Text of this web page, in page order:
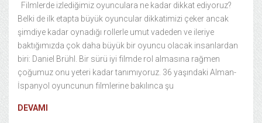
Filmlerde izlediğimiz oyunculara ne kadar dikkat ediyoruz?
Belki de ilk etapta büyük oyuncular dikkatimizi çeker ancak
şimdiye kadar oynadığı rollerle umut vadeden ve ileriye
baktığımızda çok daha büyük bir oyuncu olacak insanlardan
biri: Daniel Brühl. Bir sürü iyi filmde rol almasına rağmen
çoğumuz onu yeteri kadar tanımıyoruz. 36 yaşındaki Alman-
İspanyol oyuncunun filmlerine bakılınca şu
DEVAMI